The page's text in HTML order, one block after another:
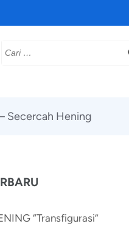
Cari
Secercah Hening
“Transfigurasi”